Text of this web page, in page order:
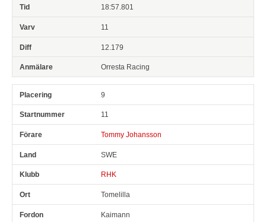
18:57.801
11
12.179
Orresta Racing
9
11
Tommy Johansson
SWE
RHK
Tomelilla
Kaimann